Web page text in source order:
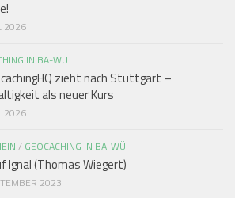
2026
IN BA-WÜ
zieht nach Stuttgart –
als neuer Kurs
2026
/ GEOCACHING IN BA-WÜ
Ignal (Thomas Wiegert)
2023